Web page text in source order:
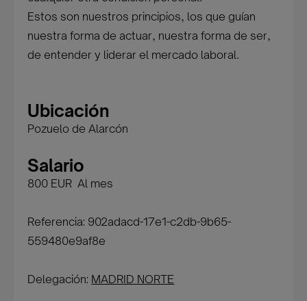
Estos son nuestros principios, los que guían
nuestra forma de actuar, nuestra forma de ser,
de entender y liderar el mercado laboral.
Ubicación
Pozuelo de Alarcón
Salario
800 EUR Al mes
Referencia: 902adacd-17e1-c2db-9b65-
559480e9af8e
Delegación: MADRID NORTE